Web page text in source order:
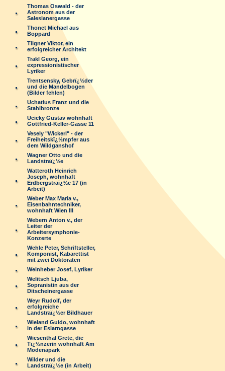
Thomas Oswald - der
Astronom aus der
Salesianergasse
Thonet Michael aus
Boppard
Tilgner Viktor, ein
erfolgreicher Architekt
Trakl Georg, ein
expressionistischer
Lyriker
Trentsensky, Gebrï¿½der
und die Mandelbogen
(Bilder fehlen)
Uchatius Franz und die
Stahlbronze
Ucicky Gustav wohnhaft
Gottfried-Keller-Gasse 11
Vesely "Wickerl" - der
Freiheitskï¿½mpfer aus
dem Wildganshof
Wagner Otto und die
Landstraï¿½e
Watteroth Heinrich
Joseph, wohnhaft
Erdbergstraï¿½e 17 (in
Arbeit)
Weber Max Maria v.,
Eisenbahntechniker,
wohnhaft Wien III
Webern Anton v., der
Leiter der
Arbeitersymphonie-
Konzerte
Wehle Peter, Schriftsteller,
Komponist, Kabarettist
mit zwei Doktoraten
Weinheber Josef, Lyriker
Welitsch Ljuba,
Sopranistin aus der
Ditscheinergasse
Weyr Rudolf, der
erfolgreiche
Landstraï¿½er Bildhauer
Wieland Guido, wohnhaft
in der Eslarngasse
Wiesenthal Grete, die
Tï¿½nzerin wohnhaft Am
Modenapark
Wilder und die
Landstraï¿½e (in Arbeit)